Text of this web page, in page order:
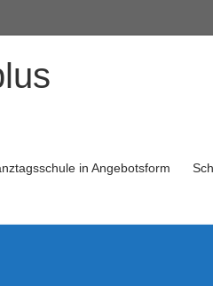
in Angebotsform